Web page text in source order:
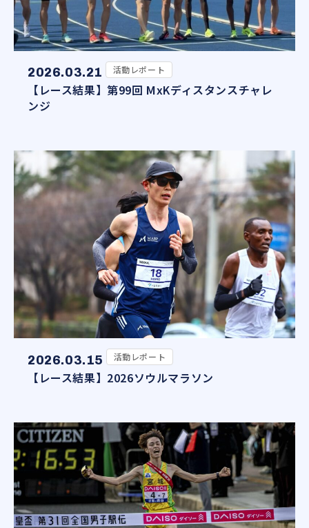
2026.03.21 活動レポート
【レース結果】第99回 MxKディスタンスチャレ
ンジ
2026.03.15 活動レポート
【レース結果】2026ソウルマラソン